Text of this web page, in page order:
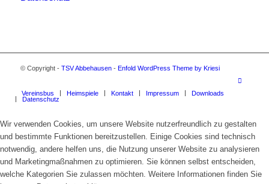
© Copyright - TSV Abbehausen- Enfold WordPress Theme by Kriesi
Vereinsbus Heimspiele Kontakt Impressum
Downloads
Datenschutz
Wir verwenden Cookies, um unsere Website nutzerfreundlich zu gestalten
und bestimmte Funktionen bereitzustellen. Einige Cookies sind technisch
notwendig, andere helfen uns, die Nutzung unserer Website zu analysieren
und Marketingmaßnahmen zu optimieren. Sie können selbst entscheiden,
welche Kategorien Sie zulassen möchten. Weitere Informationen finden Sie